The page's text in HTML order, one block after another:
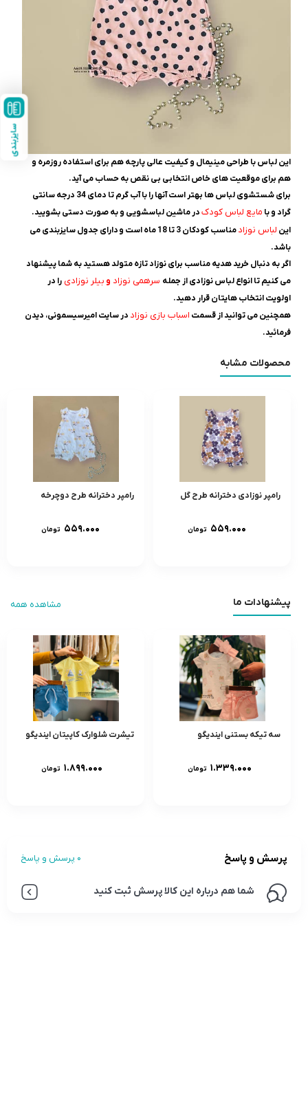
سایزبندی
این لباس با طراحی مینیمال و کیفیت عالی پارچه هم برای استفاده روزمره و
هم برای موقعیت های خاص انتخابی بی نقص به حساب می آید.
برای شستشوی لباس ها بهتر است آنها را با آب گرم تا دمای 34 درجه سانتی
گراد و با مایع لباس کودکدر ماشین لباسشویی و به صورت دستی بشویید.
این لباس نوزادمناسب کودکان 3 تا 18 ماه است و
دارای جدول سایزبندی می
باشد.
اگر به دنبال خرید هدیه مناسب برای نوزاد تازه متولد هستید به شما پیشنهاد
می کنیم تا انواع لباس نوزادی از جمله سرهمی نوزاد و بیلر نوزادی را در
اولویت انتخاب هایتان قرار دهید.
همچنین می توانید از قسمت اسباب بازی نوزاد در سایت امیرسیسمونی، دیدن
فرمائید.
محصولات مشابه
رامپر نوزادی دخترانه طرح گل
۵۵۹.۰۰۰ تومان
رامپر دخترانه طرح دوچرخه
۵۵۹.۰۰۰ تومان
پیشنهادات ما مشاهده همه
سه تیکه بستنی ایندیگو
۱.۳۳۹.۰۰۰ تومان
تیشرت شلوارک کاپیتان ایندیگو
۱.۸۹۹.۰۰۰ تومان
پرسش و پاسخ 0 پرسش و پاسخ
شما هم درباره این کالا پرسش ثبت کنید